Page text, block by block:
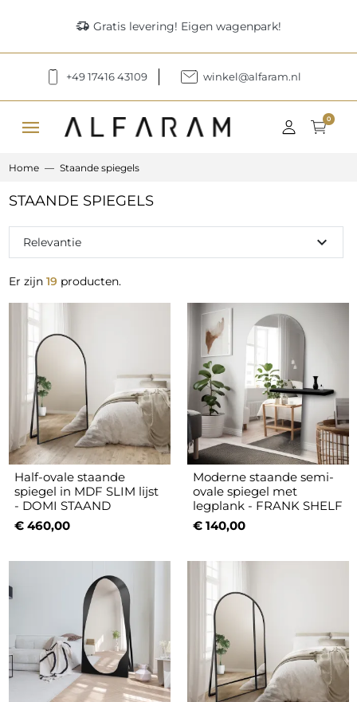
delivery_truck_speed Gratis levering! Eigen wagenpark!
+49 17416 43109 winkel@alfaram.nl
menu 0
Home Staande spiegels
STAANDE SPIEGELS
Er zijn 19producten.
Relevantie expand_more
Half-ovale staande
spiegel in MDF SLIM lijst
- DOMI STAAND
€ 460,00
Moderne staande semi-
ovale spiegel met
legplank - FRANK SHELF
€ 140,00